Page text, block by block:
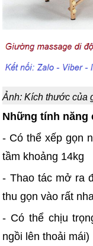
Ảnh: Kích thước của
Những tính năng
- Có thể xếp gọn
tầm khoảng 14kg
- Thao tác mở ra
thu gọn vào rất
- Có thể chịu
ngồi lên thoải mái)